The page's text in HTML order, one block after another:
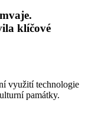
klíčové
využití technologie
památky.